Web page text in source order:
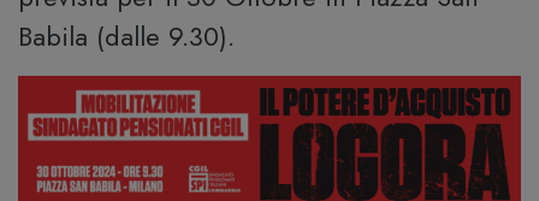
Babila (dalle 9.30).